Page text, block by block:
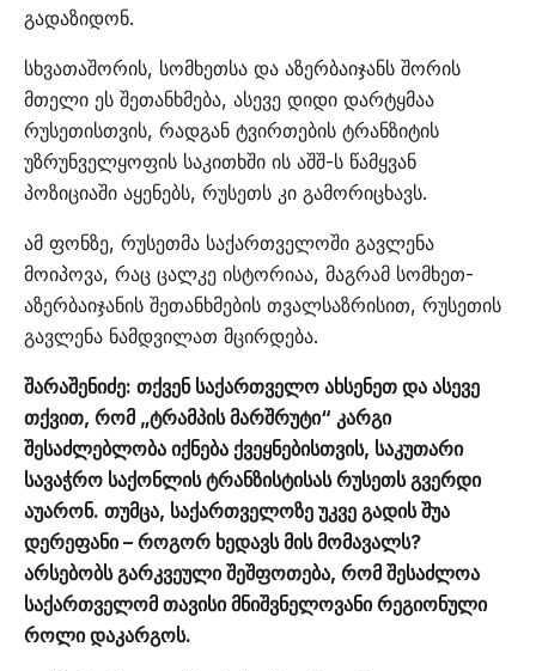
გადაზიდონ.
სხვათაშორის, სომხეთსა და აზერბაიჯანს შორის
მთელი ეს შეთანხმება, ასევე დიდი დარტყმაა
რუსეთისთვის, რადგან ტვირთების ტრანზიტის
უზრუნველყოფის საკითხში ის აშშ-ს წამყვან
პოზიციაში აყენებს, რუსეთს კი გამორიცხავს.
ამ ფონზე, რუსეთმა საქართველოში გავლენა
მოიპოვა, რაც ცალკე ისტორიაა, მაგრამ სომხეთ-
აზერბაიჯანის შეთანხმების თვალსაზრისით, რუსეთის
გავლენა ნამდვილათ მცირდება.
შარაშენიძე: თქვენ საქართველო ახსენეთ და ასევე
თქვით, რომ „ტრამპის მარშრუტი“ კარგი
შესაძლებლობა იქნება ქვეყნებისთვის, საკუთარი
სავაჭრო საქონლის ტრანზისტისას რუსეთს გვერდი
აუარონ. თუმცა, საქართველოზე უკვე გადის შუა
დერეფანი – როგორ ხედავს მის მომავალს?
არსებობს გარკვეული შეშფოთება, რომ შესაძლოა
საქართველომ თავისი მნიშვნელოვანი რეგიონული
როლი დაკარგოს.